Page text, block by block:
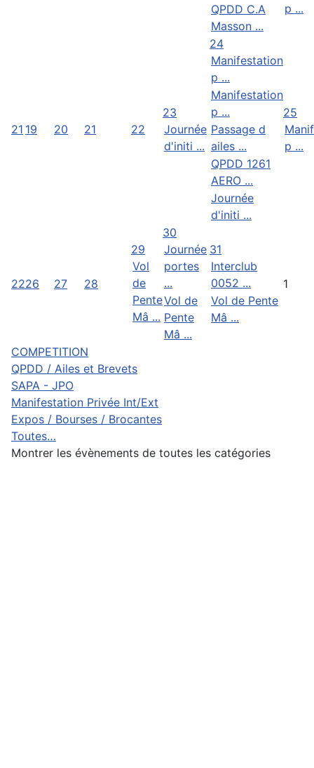
QPDD C.A
Masson ...
p ...
21 19 20 21 22
23
Journée
d'initi ...
24
Manifestation
p ...
Manifestation
p ...
Passage d
ailes ...
QPDD 1261
AERO ...
Journée
d'initi ...
25
p ...
2226 27 28
29
Vol
de
Pente
Mâ ...
30
Journée
portes
...
Vol de
Pente
Mâ ...
31
Interclub
0052 ...
Vol de Pente
Mâ ...
1
COMPETITION
QPDD / Ailes et Brevets
SAPA - JPO
Manifestation Privée Int/Ext
Expos / Bourses / Brocantes
Toutes…
Montrer les évènements de toutes les catégories